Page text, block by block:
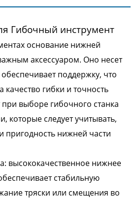
Гибочный инструмент
основание нижней
аксессуаром. Оно несет
поддержку, что
гибки и точность
выборе гибочного станка
которые следует учитывать,
пригодность нижней части
высококачественное нижнее
стабильную
тряски или смещения во